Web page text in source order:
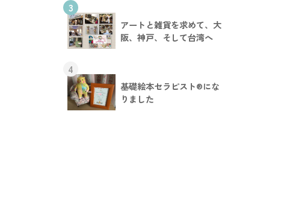
3
アートと雑貨を求めて、大
阪、神戸、そして台湾へ
4
基礎絵本セラピスト®︎にな
りました